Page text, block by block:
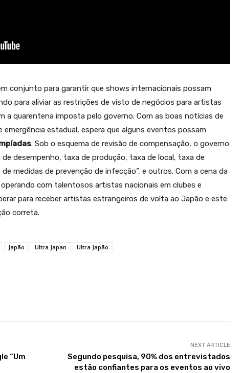
conjunto para garantir que shows internacionais possam
para aliviar as restrições de visto de negócios para artistas
a quarentena imposta pelo governo. Com as boas notícias de
estadual, espera que alguns eventos possam
. Sob o esquema de revisão de compensação, o governo
desempenho, taxa de produção, taxa de local, taxa de
medidas de prevenção de infecção”, e outros. Com a cena da
com talentosos artistas nacionais em clubes e
para receber artistas estrangeiros de volta ao Japão e este
correta.
Japão Ultra Japan Ultra Japão
“Um
NEXT ARTICLE
Segundo pesquisa, 90% dos entrevistados
estão confiantes para os eventos ao vivo